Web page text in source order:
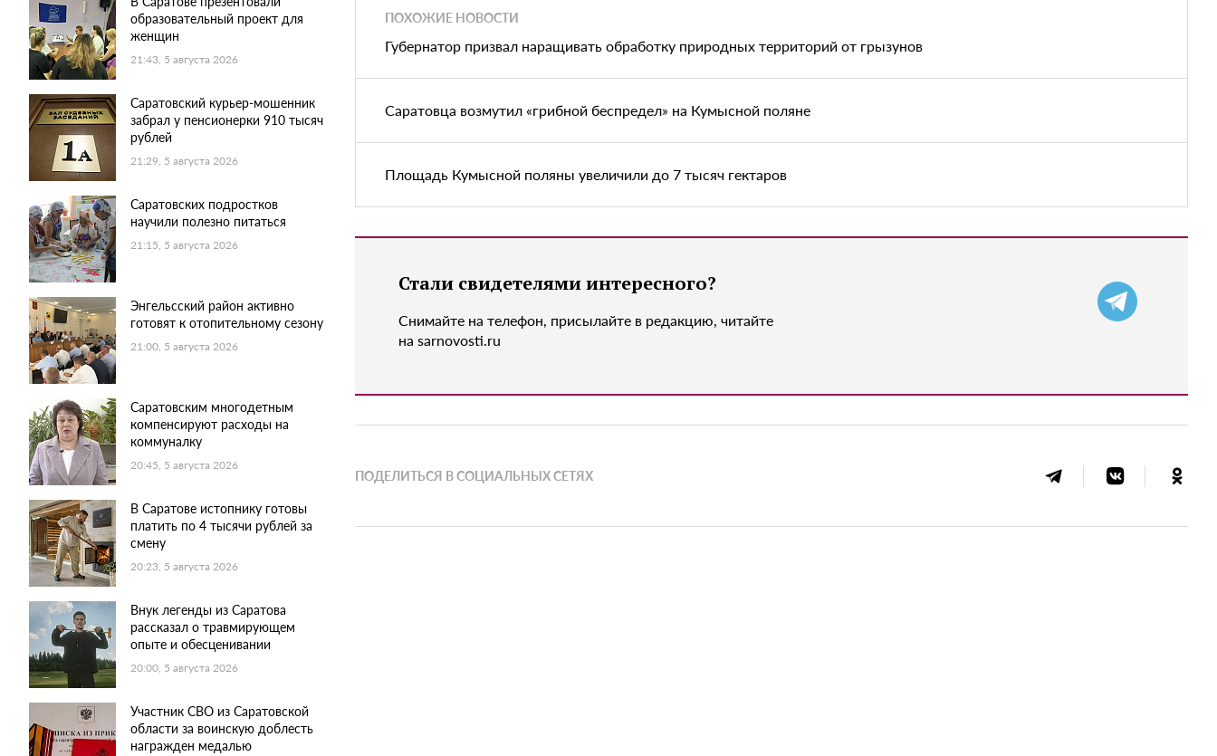
образовательный проект для
женщин
21:43, 5 августа 2026
Саратовский курьер-мошенник
забрал у пенсионерки 910 тысяч
рублей
21:29, 5 августа 2026
Саратовских подростков
научили полезно питаться
21:15, 5 августа 2026
Энгельсский район активно
готовят к отопительному сезону
21:00, 5 августа 2026
Саратовским многодетным
компенсируют расходы на
коммуналку
20:45, 5 августа 2026
В Саратове истопнику готовы
платить по 4 тысячи рублей за
смену
20:23, 5 августа 2026
Внук легенды из Саратова
рассказал о травмирующем
опыте и обесценивании
20:00, 5 августа 2026
Участник СВО из Саратовской
области за воинскую доблесть
награжден медалью
ПОХОЖИЕ НОВОСТИ
Губернатор призвал наращивать обработку природных территорий от грызунов
Саратовца возмутил «грибной беспредел» на Кумысной поляне
Площадь Кумысной поляны увеличили до 7 тысяч гектаров
Стали свидетелями интересного?
Снимайте на телефон, присылайте в редакцию, читайте
на sarnovosti.ru
ПОДЕЛИТЬСЯ В СОЦИАЛЬНЫХ СЕТЯХ